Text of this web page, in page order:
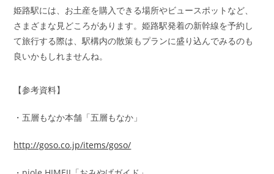
姫路駅には、お土産を購入できる場所やビュースポットなど、
さまざまな見どころがあります。姫路駅発着の新幹線を予約し
て旅行する際は、駅構内の散策もプランに盛り込んでみるのも
良いかもしれませんね。
【参考資料】
・五層もなか本舗「五層もなか」
http://goso.co.jp/items/goso/